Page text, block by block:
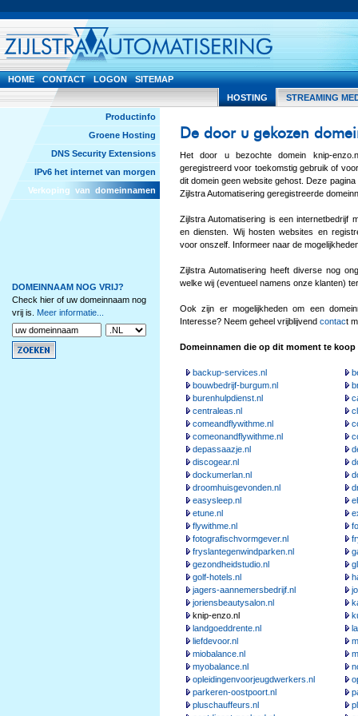
HOME CONTACT LOGON
SITEMAP
HOSTING
STREAMING
Productinfo
Groene Hosting
DNS Security Extensions
IPv6 het internet van morgen
Verkoping van domeinnamen
DOMEINNAAM NOG VRIJ?
Check hier of uw domeinnaam nog
vrij is. Meer informatie...
De door u gekozen
Het door u bezochte domein knip-
geregistreerd voor toekomstig gebruik of
dit domein geen website gehost. Deze
Zijlstra Automatisering geregistreerde
Zijlstra Automatisering is een internetbedrijf
en diensten. Wij hosten websites en
voor onszelf. Informeer naar de
Zijlstra Automatisering heeft diverse nog
welke wij (eventueel namens onze klanten)
Ook zijn er mogelijkheden om een
Interesse? Neem geheel vrijblijvend contact
Domeinnamen die op dit moment te
backup-services.nl
bouwbedrijf-burgum.nl
burenhulpdienst.nl
centraleas.nl
comeandflywithme.nl
comeonandflywithme.nl
depassaazje.nl
discogear.nl
dockumerlan.nl
droomhuisgevonden.nl
easysleep.nl
etune.nl
flywithme.nl
fotografischvormgever.nl
fryslantegenwindparken.nl
gezondheidstudio.nl
golf-hotels.nl
jagers-aannemersbedrijf.nl
joriensbeautysalon.nl
knip-enzo.nl
landgoeddrente.nl
liefdevoor.nl
miobalance.nl
myobalance.nl
opleidingenvoorjeugdwerkers.nl
parkeren-oostpoort.nl
pluschauffeurs.nl